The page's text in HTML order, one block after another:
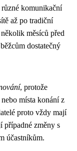
komunikační
až po tradiční
měsíců před
dostatečný
, protože
místa konání z
proto vždy mají
případné změny s
účastníkům.